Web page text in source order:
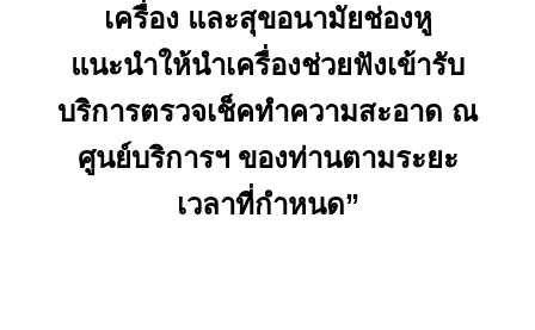
เครื่อง และสุขอนามัยช่องหู
แนะนำให้นำเครื่องช่วยฟังเข้ารับ
บริการตรวจเช็คทำความสะอาด ณ
ศูนย์บริการฯ ของท่านตามระยะ
เวลาที่กำหนด”